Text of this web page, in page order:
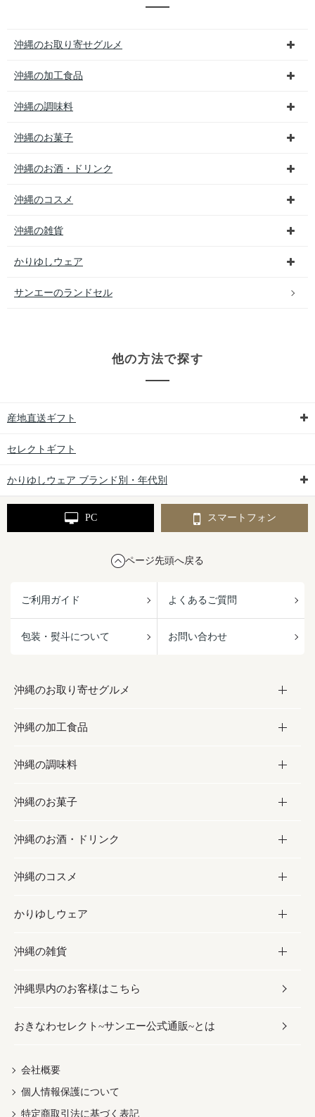
沖縄のお取り寄せグルメ
沖縄の加工食品
沖縄の調味料
沖縄のお菓子
沖縄のお酒・ドリンク
沖縄のコスメ
沖縄の雑貨
かりゆしウェア
サンエーのランドセル
他の方法で探す
産地直送ギフト
セレクトギフト
かりゆしウェア ブランド別・年代別
PC スマートフォン
ページ先頭へ戻る
ご利用ガイド よくあるご質問
包装・熨斗について お問い合わせ
沖縄のお取り寄せグルメ
お取り寄せグルメ
フルーツ・野菜
お肉
海産物
沖縄の加工食品
加工食品
缶詰／パウチ
沖縄料理
沖縄そば／乾麺
レトルト食品
乾物／粉類
沖縄の調味料
調味料
砂糖／黒砂糖
塩
お酢／ドレッシング
しょうゆ
みそ
だし／スパイス／島唐辛子
沖縄のお菓子
お菓子
黒糖
ちんすこう
伝統菓子
スナック
おつまみ
紅芋
沖縄のお酒・ドリンク
お酒・ドリンク
泡盛
ビール・チューハイ
ワイン・ウィスキー・カクテル
ドリンク
茶葉
沖縄のコスメ
コスメ
スキンケア
ボディケア
ヘアケア
UVケア
かりゆしウェア
かりゆしウェア
メンズ
レディース
沖縄の雑貨
雑貨
沖縄ファッション
伝統工芸品
沖縄県内のお客様はこちら
おきなわセレクト~サンエー公式通販~とは
会社概要
個人情報保護について
特定商取引法に基づく表記